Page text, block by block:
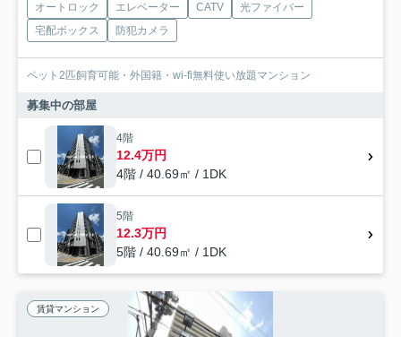
オートロック エレベーター CATV
光ファイバー
宅配ボックス
防犯カメラ
ペット2匹飼育可能・外国籍・wi-fi無料使い放題マンション
募集中の部屋
4階
12.4万円
4階 / 40.69㎡ / 1DK
5階
12.3万円
5階 / 40.69㎡ / 1DK
賃貸マンション